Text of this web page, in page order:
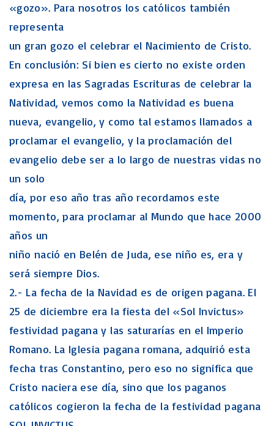
«gozo». Para nosotros los católicos también
representa
un gran gozo el celebrar el Nacimiento de Cristo.
En conclusión: Si bien es cierto no existe orden
expresa en las Sagradas Escrituras de celebrar la
Natividad, vemos como la Natividad es buena
nueva, evangelio, y como tal estamos llamados a
proclamar el evangelio, y la proclamación del
evangelio debe ser a lo largo de nuestras vidas no
un solo
día, por eso año tras año recordamos este
momento, para proclamar al Mundo que hace 2000
años un
niño nació en Belén de Juda, ese niño es, era y
será siempre Dios.
2.- La fecha de la Navidad es de origen pagana. El
25 de diciembre era la fiesta del «Sol Invictus»
festividad pagana y las saturarías en el Imperio
Romano. La Iglesia pagana romana, adquirió esta
fecha tras Constantino, pero eso no significa que
Cristo naciera ese día, sino que los paganos
católicos cogieron la fecha de la festividad pagana